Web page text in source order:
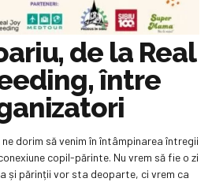
de la Real
între
dorim să venim în întâmpinarea întregii
copil-părinte. Nu vrem să fie o zi
și părinții vor sta deoparte, ci vrem ca